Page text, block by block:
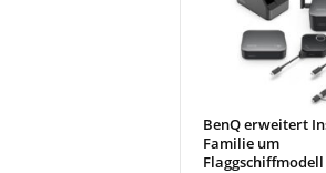
BenQ erweitert
Familie um
Flaggschiffmodell